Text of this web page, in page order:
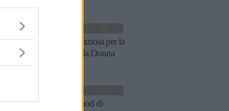
Menu mimosa per la
Festa della Donna
Finger food di